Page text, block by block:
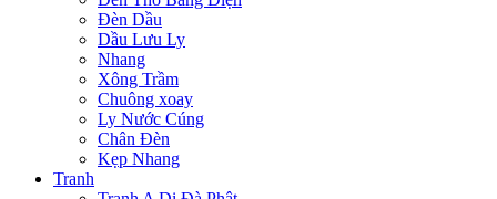
Đèn Dầu
Dầu Lưu Ly
Nhang
Xông Trầm
Chuông xoay
Ly Nước Cúng
Chân Đèn
Kẹp Nhang
Tranh